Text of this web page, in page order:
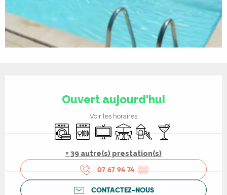
Ouvert aujourd'hui
Voir les horaires
Lave lingeLave vaisselle
TélévisionTerrasseJeux pour enfants /
Bar / Buvette
+ 39 autre(s) prestation(s)
07 67 94 74 ▒▒
CONTACTEZ-NOUS